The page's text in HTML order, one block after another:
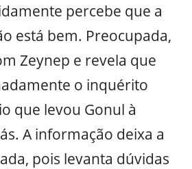
percebe que a
está bem. Preocupada,
Zeynep e revela que
o inquérito
que levou Gonul à
A informação deixa a
pois levanta dúvidas